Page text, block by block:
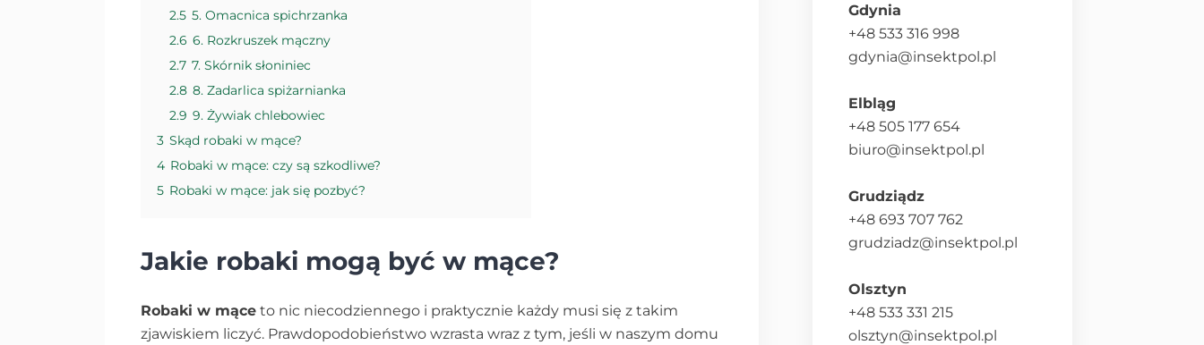
2.5 5. Omacnica spichrzanka
2.6 6. Rozkruszek mączny
2.7 7. Skórnik słoniniec
2.8 8. Zadarlica spiżarnianka
2.9 9. Żywiak chlebowiec
3 Skąd robaki w mące?
4 Robaki w mące: czy są szkodliwe?
5 Robaki w mące: jak się pozbyć?
Jakie robaki mogą być w mące?
Robaki w mące to nic niecodziennego i praktycznie każdy musi się z takim
zjawiskiem liczyć. Prawdopodobieństwo wzrasta wraz z tym, jeśli w naszym domu
Gdynia
+48 533 316 998
gdynia@insektpol.pl
Elbląg
+48 505 177 654
biuro@insektpol.pl
Grudziądz
+48 693 707 762
grudziadz@insektpol.pl
Olsztyn
+48 533 331 215
olsztyn@insektpol.pl